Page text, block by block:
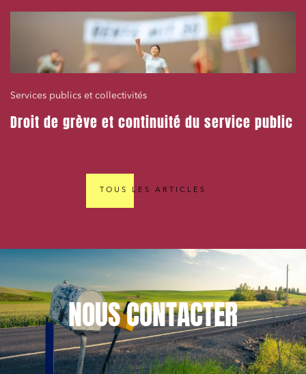
Services publics et collectivités
Droit de grève et continuité du service public
TOUS LES ARTICLES
NOUSCONTACTER